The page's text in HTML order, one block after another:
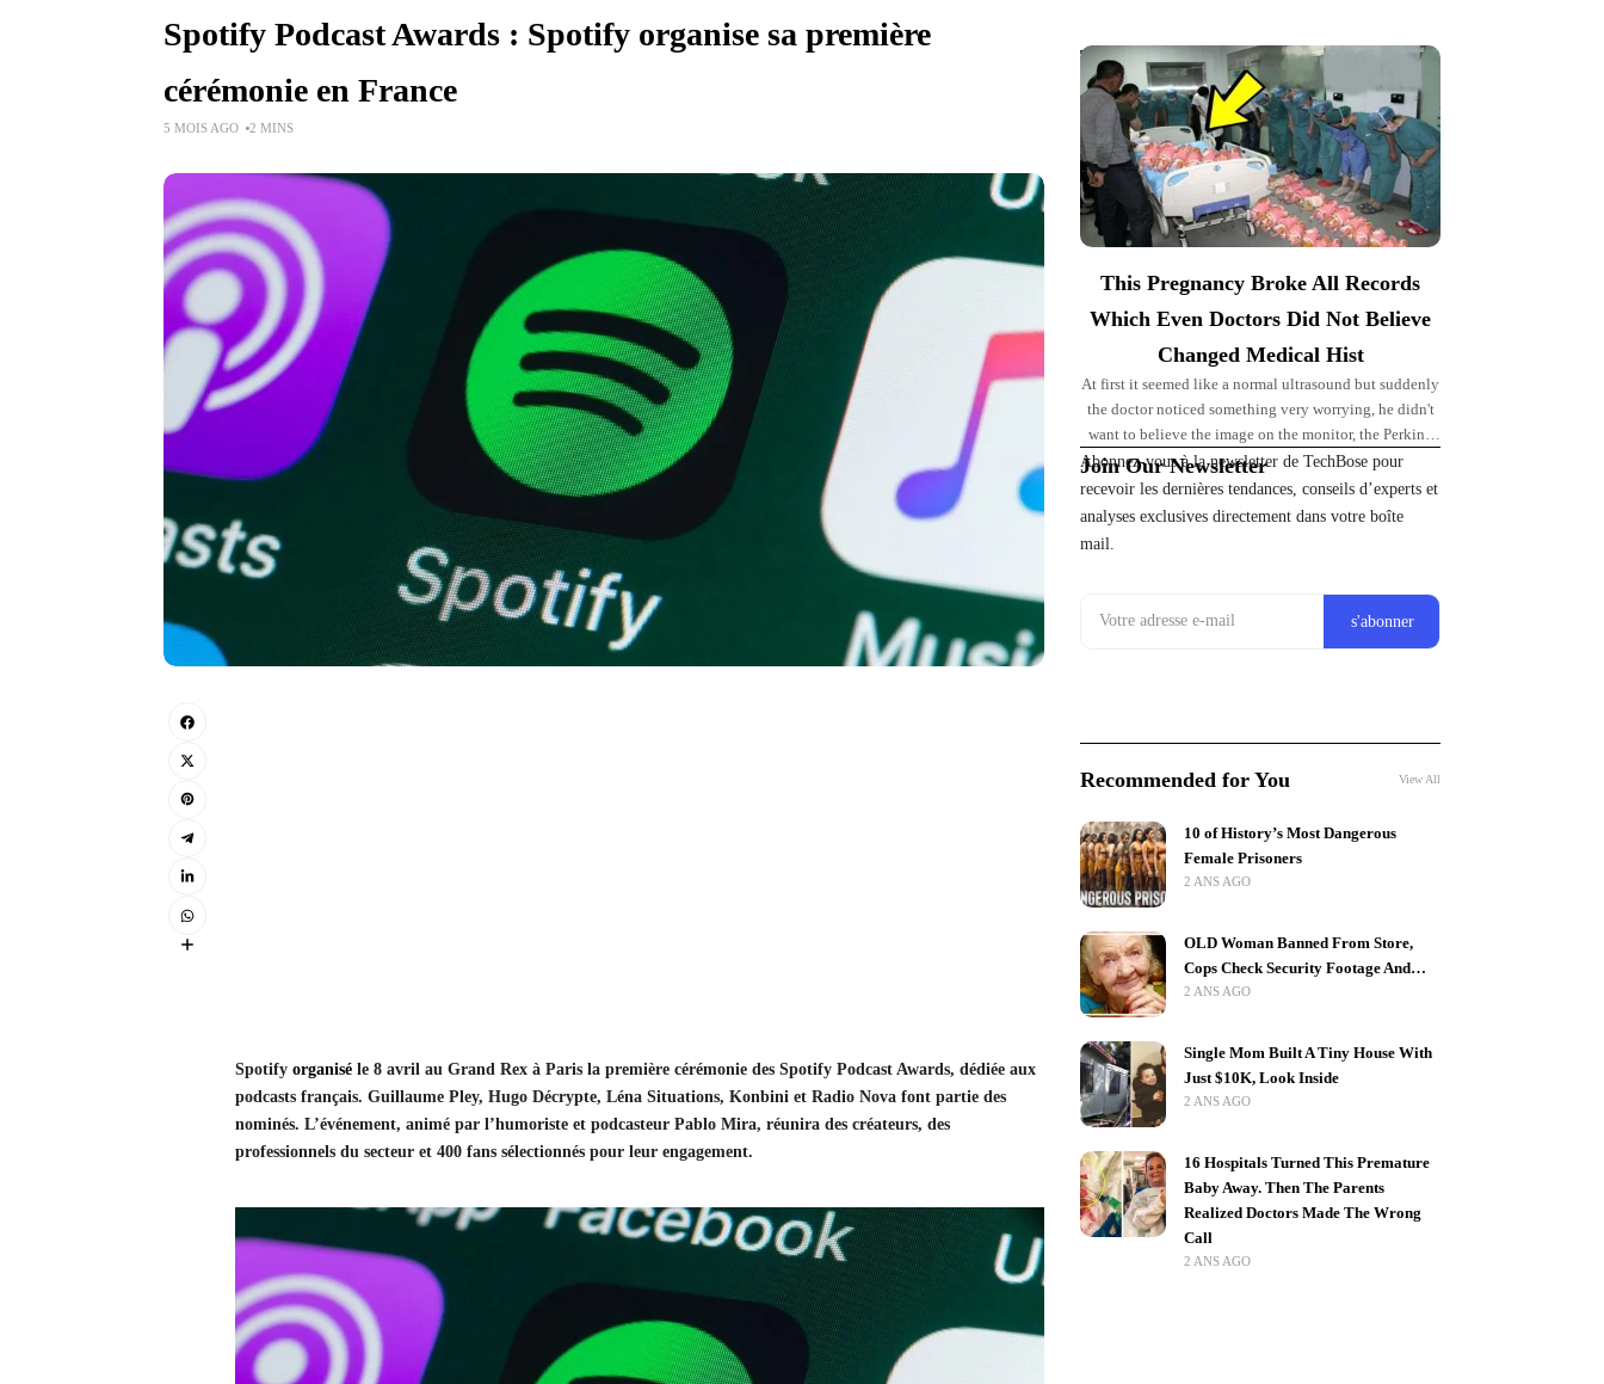
Spotify Podcast Awards : Spotify organise sa première
cérémonie en France
5 MOIS AGO 2 MINS
Spotify organisé le 8 avril au Grand Rex à Paris la première cérémonie des Spotify Podcast Awards, dédiée aux
podcasts français. Guillaume Pley, Hugo Décrypte, Léna Situations, Konbini et Radio Nova font partie des
nominés. L’événement, animé par l’humoriste et podcasteur Pablo Mira, réunira des créateurs, des
professionnels du secteur et 400 fans sélectionnés pour leur engagement.
Top Picks for You
This Pregnancy Broke All Records
Which Even Doctors Did Not Believe
Changed Medical Hist
At first it seemed like a normal ultrasound but suddenly
the doctor noticed something very worrying, he didn't
want to believe the image on the monitor, the Perkins'
pregnancy took
Join Our Newsletter
Abonnez-vous à la newsletter de TechBose pour
recevoir les dernières tendances, conseils d’experts et
analyses exclusives directement dans votre boîte
mail.
Recommended for You View All
10 of History’s Most Dangerous
Female Prisoners
2 ANS AGO
OLD Woman Banned From Store,
Cops Check Security Footage And…
2 ANS AGO
Single Mom Built A Tiny House With
Just $10K, Look Inside
2 ANS AGO
16 Hospitals Turned This Premature
Baby Away. Then The Parents
Realized Doctors Made The Wrong
Call
2 ANS AGO